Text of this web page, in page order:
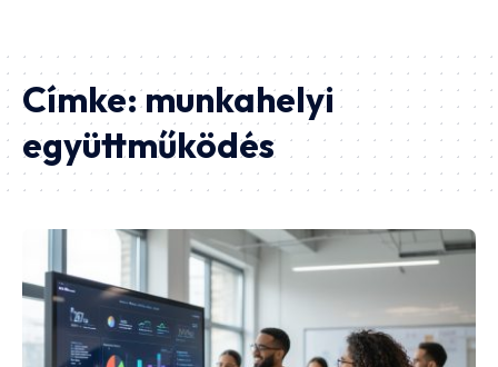
Címke:munkahelyi
együttműködés